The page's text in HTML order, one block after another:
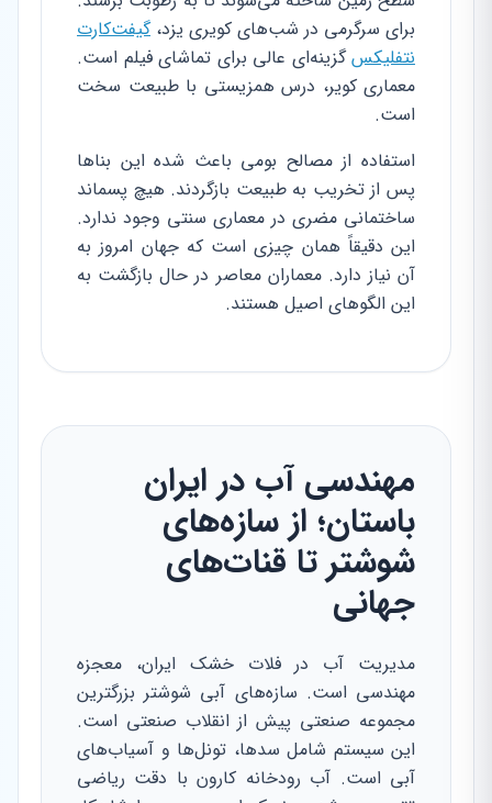
برای سرگرمی در شب‌های کویری یزد،گیفت‌کارت
نتفلیکسگزینه‌ای عالی برای تماشای فیلم است.
معماری کویر، درس همزیستی با طبیعت سخت
است.
استفاده از مصالح بومی باعث شده این بناها
پس از تخریب به طبیعت بازگردند. هیچ پسماند
ساختمانی مضری در معماری سنتی وجود ندارد.
این دقیقاً همان چیزی است که جهان امروز به
آن نیاز دارد. معماران معاصر در حال بازگشت به
این الگوهای اصیل هستند.
مهندسی آب در ایران
باستان؛ از سازه‌های
شوشتر تا قنات‌های
جهانی
مدیریت آب در فلات خشک ایران، معجزه
مهندسی است. سازه‌های آبی شوشتر بزرگترین
مجموعه صنعتی پیش از انقلاب صنعتی است.
این سیستم شامل سدها، تونل‌ها و آسیاب‌های
آبی است. آب رودخانه کارون با دقت ریاضی